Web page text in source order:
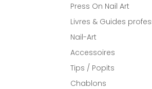
Press On Nail Art
Livres & Guides
Nail-Art
Accessoires
Tips / Popits
Chablons